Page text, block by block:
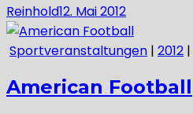
Reinhold12. Mai 2012
Sportveranstaltungen | 2012 |
American Football